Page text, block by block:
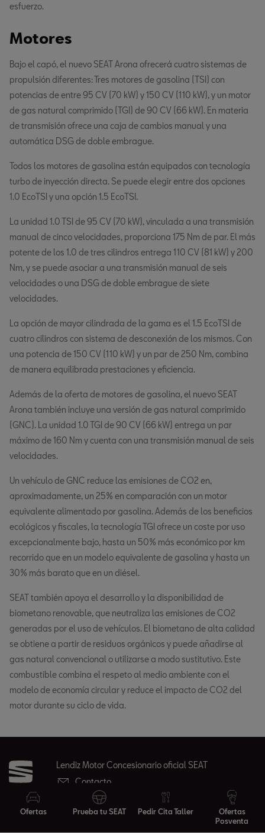
esfuerzo.
Motores
Bajo el capó, el nuevo SEAT Arona ofrecerá cuatro sistemas de
propulsión diferentes: Tres motores de gasolina (TSI) con
potencias de entre 95 CV (70 kW) y 150 CV (110 kW), y un motor
de gas natural comprimido (TGI) de 90 CV (66 kW). En materia
de transmisión ofrece una caja de cambios manual y una
automática DSG de doble embrague.
Todos los motores de gasolina están equipados con tecnología
turbo de inyección directa. Se puede elegir entre dos opciones
1.0 EcoTSI y una opción 1.5 EcoTSI.
La unidad 1.0 TSI de 95 CV (70 kW), vinculada a una transmisión
manual de cinco velocidades, proporciona 175 Nm de par. El más
potente de los 1.0 de tres cilindros entrega 110 CV (81 kW) y 200
Nm, y se puede asociar a una transmisión manual de seis
velocidades o una DSG de doble embrague de siete
velocidades.
La opción de mayor cilindrada de la gama es el 1.5 EcoTSI de
cuatro cilindros con sistema de desconexión de los mismos. Con
una potencia de 150 CV (110 kW) y un par de 250 Nm, combina
de manera equilibrada prestaciones y eficiencia.
Además de la oferta de motores de gasolina, el nuevo SEAT
Arona también incluye una versión de gas natural comprimido
(GNC). La unidad 1.0 TGI de 90 CV (66 kW) entrega un par
máximo de 160 Nm y cuenta con una transmisión manual de seis
velocidades.
Un vehículo de GNC reduce las emisiones de CO2 en,
aproximadamente, un 25% en comparación con un motor
equivalente alimentado por gasolina. Además de los beneficios
ecológicos y fiscales, la tecnología TGI ofrece un coste por uso
excepcionalmente bajo, hasta un 50% más económico por km
recorrido que en un modelo equivalente de gasolina y hasta un
30% más barato que en un diésel.
SEAT también apoya el desarrollo y la disponibilidad de
biometano renovable, que neutraliza las emisiones de CO2
generadas por el uso de vehículos. El biometano de alta calidad
se obtiene a partir de residuos orgánicos y puede añadirse al
gas natural convencional o utilizarse a modo sustitutivo. Este
combustible combina el respeto al medio ambiente con el
modelo de economía circular y reduce el impacto de CO2 del
motor durante su ciclo de vida.
Lendiz Motor Concesionario oficial SEAT
Contacto
Ofertas
Ofertas Prueba tu SEAT Pedir Cita Taller
Ofertas
Posventa